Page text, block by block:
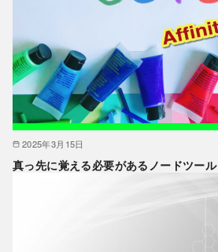
2025年3月15日
真っ先に覚える必要があるノードツール